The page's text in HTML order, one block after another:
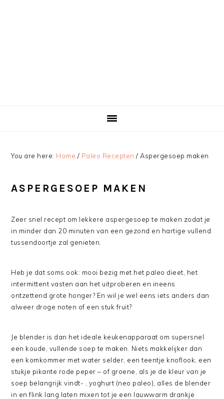
You are here: Home / Paleo Recepten / Aspergesoep maken
ASPERGESOEP MAKEN
Zeer snel recept om lekkere aspergesoep te maken zodat je
in minder dan 20 minuten van een gezond en hartige vullend
tussendoortje zal genieten.
Heb je dat soms ook: mooi bezig met het paleo dieet, het
intermittent vasten aan het uitproberen en ineens
ontzettend grote honger? En wil je wel eens iets anders dan
alweer droge noten of een stuk fruit?
Je blender is dan het ideale keukenapparaat om supersnel
een koude, vullende soep te maken. Niets makkelijker dan
een komkommer met water selder, een teentje knoflook, een
stukje pikante rode peper – of groene, als je de kleur van je
soep belangrijk vindt- , yoghurt (neo paleo), alles de blender
in en flink lang laten mixen tot je een lauwwarm drankje